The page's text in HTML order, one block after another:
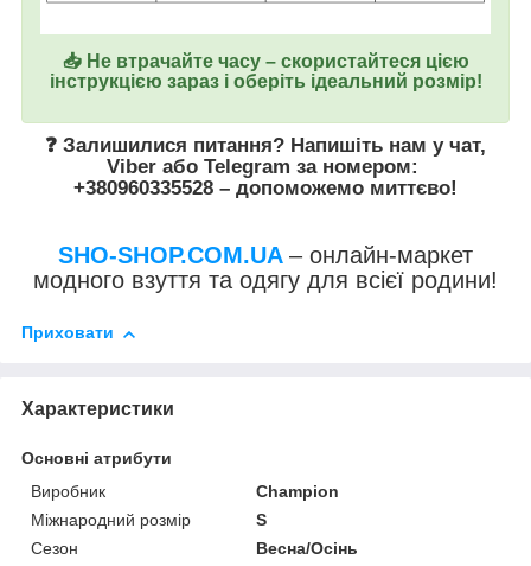
📥 Не втрачайте часу – скористайтеся цією
інструкцією зараз і оберіть ідеальний розмір!
❓ Залишилися питання? Напишіть нам у чат,
Viber або Telegram за номером:
+380960335528 – допоможемо миттєво!
SHO-SHOP.COM.UA – онлайн-маркет
модного взуття та одягу для всієї родини!
Приховати
Характеристики
Основні атрибути
Виробник
Champion
Міжнародний розмір
S
Сезон
Весна/Осінь